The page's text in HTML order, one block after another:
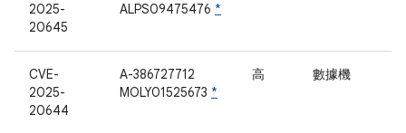
2025-
20645
ALPS09475476 *
CVE-
2025-
20644
A-386727712
MOLY01525673 *
高 數據機